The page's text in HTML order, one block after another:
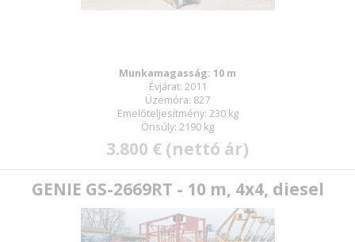
Munkamagasság: 10 m
Évjárat: 2011
Üzemóra: 827
Emelőteljesítmény: 230 kg
Önsúly: 2190 kg
3.800 € (nettó ár)
GENIE GS-2669RT - 10 m, 4x4, diesel